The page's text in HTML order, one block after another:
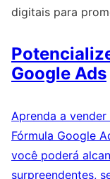
digitais para
Google Ads
Aprenda a
Fórmula Google
você poderá
surpreendentes,